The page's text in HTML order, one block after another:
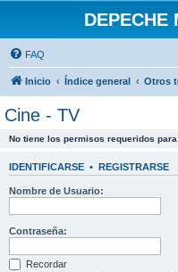
DEPECHE
FAQ
Inicio Índice general Otros
Cine - TV
No tiene los permisos requeridos
IDENTIFICARSE • REGISTRARSE
Nombre de Usuario:
Contraseña:
Recordar